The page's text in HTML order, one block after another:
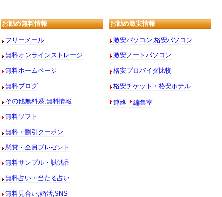
お勧め無料情報
フリーメール
無料オンラインストレージ
無料ホームページ
無料ブログ
その他無料系,無料情報
無料ソフト
無料・割引クーポン
懸賞・全員プレゼント
無料サンプル・試供品
無料占い・当たる占い
無料見合い,婚活,SNS
お勧め激安情報
激安パソコン,格安パソコン
激安ノートパソコン
格安プロバイダ比較
格安チケット・格安ホテル
連絡 編集室